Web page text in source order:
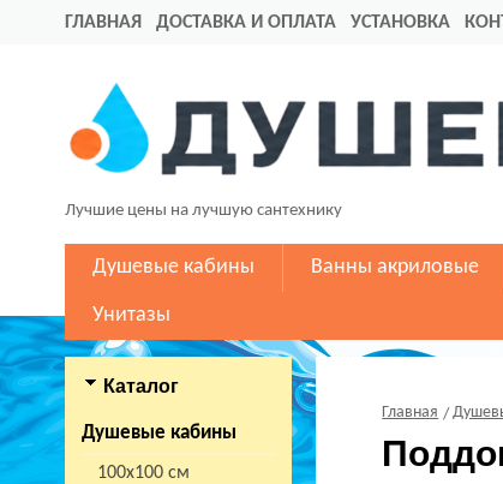
ГЛАВНАЯ ДОСТАВКА И ОПЛАТА УСТАНОВКА
Лучшие цены на лучшую сантехнику
Душевые кабины Ванны акриловые
Унитазы
Каталог
Душевые кабины
100х100 см
Главная